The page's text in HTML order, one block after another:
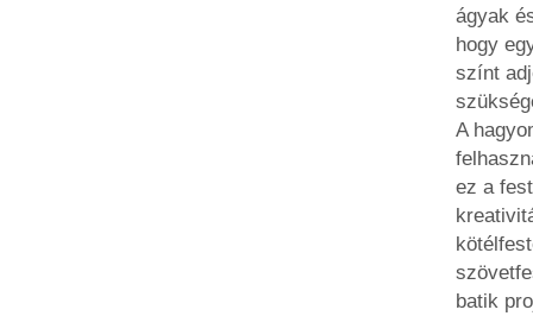
ágyak
hogy
színt
A
ez a
batik